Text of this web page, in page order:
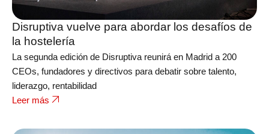
Disruptiva vuelve para abordar los desafíos de
la hostelería
La segunda edición de Disruptiva reunirá en Madrid a 200
CEOs, fundadores y directivos para debatir sobre talento,
liderazgo, rentabilidad
Leer más